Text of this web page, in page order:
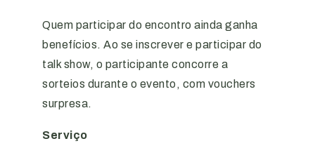
Quem participar do encontro ainda ganha
benefícios. Ao se inscrever e participar do
talk show, o participante concorre a
sorteios durante o evento, com vouchers
surpresa.
Serviço